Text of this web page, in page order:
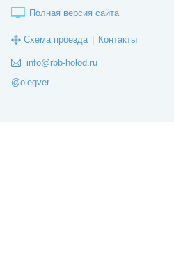
Полная версия сайта
Схема проезда Контакты
info@rbb-holod.ru
@olegver